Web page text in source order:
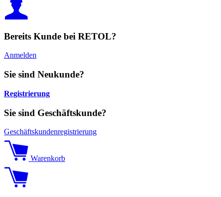
Bereits Kunde bei RETOL?
Anmelden
Sie sind Neukunde?
Registrierung
Sie sind Geschäftskunde?
Geschäftskundenregistrierung
Warenkorb